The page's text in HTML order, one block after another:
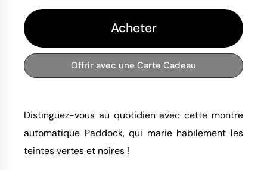
Acheter
Offrir avec une Carte Cadeau
Distinguez-vous au quotidien avec cette montre
automatique Paddock, qui marie habilement les
teintes vertes et noires !